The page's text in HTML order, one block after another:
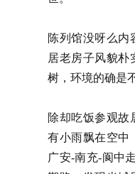
陈列馆没呀么内
居老房子风貌朴
树，环境的
除却吃饭参观故
有小雨飘在空中
广安-南充-阆中